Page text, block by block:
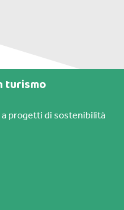
turismo
progetti di sostenibilità